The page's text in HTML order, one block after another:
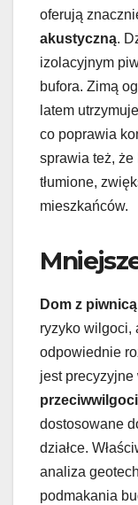
oferują
akustyczną.
izolacyjnym
bufora. Zimą
latem
co poprawia
sprawia też, że
tłumione,
mieszkańców.
Dom z piwnicą
ryzyko wilgoci,
odpowiednie
jest
dostosowane
działce.
analiza
podmakania